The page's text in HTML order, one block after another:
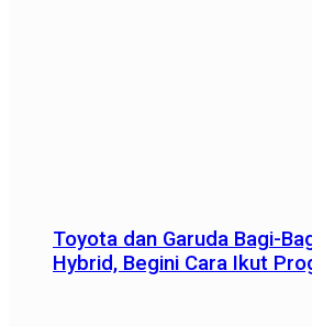
Toyota dan Garuda Bagi-
Hybrid, Begini Cara Ikut